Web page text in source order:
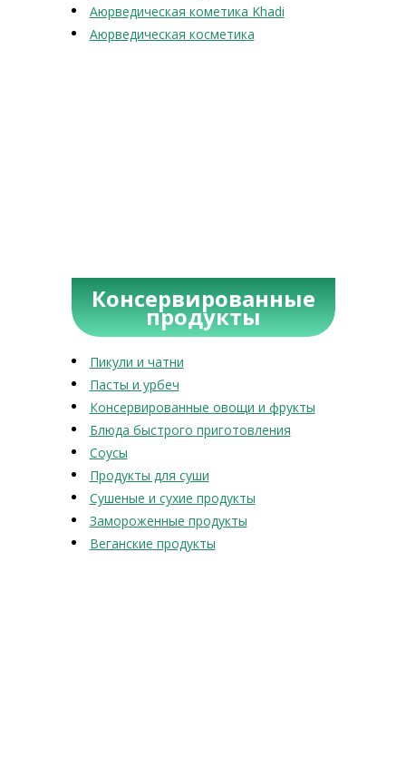
Аюрведическая кометика Khadi
Аюрведическая косметика
Консервированные
продукты
Пикули и чатни
Пасты и урбеч
Консервированные овощи и фрукты
Блюда быстрого приготовления
Соусы
Продукты для суши
Сушеные и сухие продукты
Замороженные продукты
Веганские продукты